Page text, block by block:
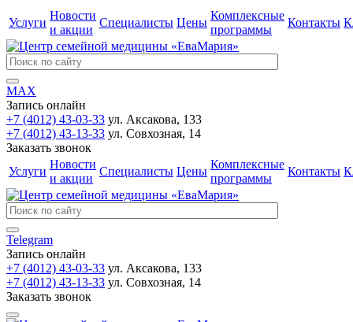
Услуги
Новости
и акции
Специалисты Цены
Комплексные
программы
Контакты
MAX
Запись онлайн
+7 (4012) 43-03-33 ул. Аксакова, 133
+7 (4012) 43-13-33 ул. Совхозная, 14
Заказать звонок
Услуги
Новости
и акции
Специалисты Цены
Комплексные
программы
Контакты
Telegram
Запись онлайн
+7 (4012) 43-03-33 ул. Аксакова, 133
+7 (4012) 43-13-33 ул. Совхозная, 14
Заказать звонок